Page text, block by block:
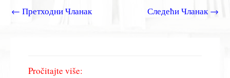
← Претходни Чланак Следећи Чланак→
Pročitajte više: